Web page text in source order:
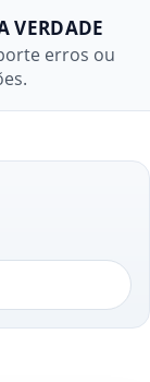
VERDADE
erros ou